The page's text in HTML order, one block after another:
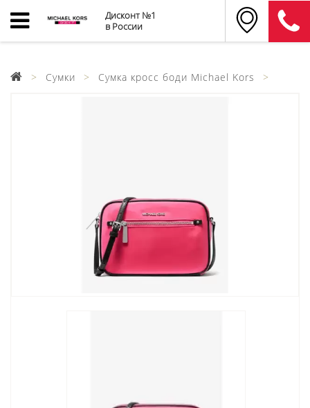
Дисконт №1
в России
Сумки Сумка кросс боди Michael Kors